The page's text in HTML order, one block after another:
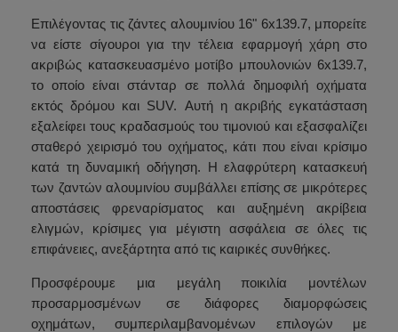
Επιλέγοντας τις ζάντες αλουμινίου 16" 6x139.7, μπορείτε
να είστε σίγουροι για την τέλεια εφαρμογή χάρη στο
ακριβώς κατασκευασμένο μοτίβο μπουλονιών 6x139.7,
το οποίο είναι στάνταρ σε πολλά δημοφιλή οχήματα
εκτός δρόμου και SUV. Αυτή η ακριβής εγκατάσταση
εξαλείφει τους κραδασμούς του τιμονιού και εξασφαλίζει
σταθερό χειρισμό του οχήματος, κάτι που είναι κρίσιμο
κατά τη δυναμική οδήγηση. Η ελαφρύτερη κατασκευή
των ζαντών αλουμινίου συμβάλλει επίσης σε μικρότερες
αποστάσεις φρεναρίσματος και αυξημένη ακρίβεια
ελιγμών, κρίσιμες για μέγιστη ασφάλεια σε όλες τις
επιφάνειες, ανεξάρτητα από τις καιρικές συνθήκες.
Προσφέρουμε μια μεγάλη ποικιλία μοντέλων
προσαρμοσμένων σε διάφορες διαμορφώσεις
οχημάτων, συμπεριλαμβανομένων επιλογών με